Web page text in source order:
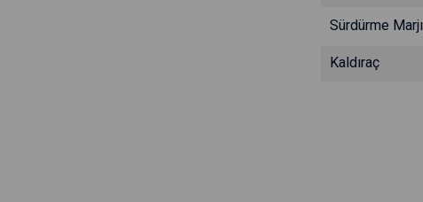
Sürdürme Marjı
Kaldıraç